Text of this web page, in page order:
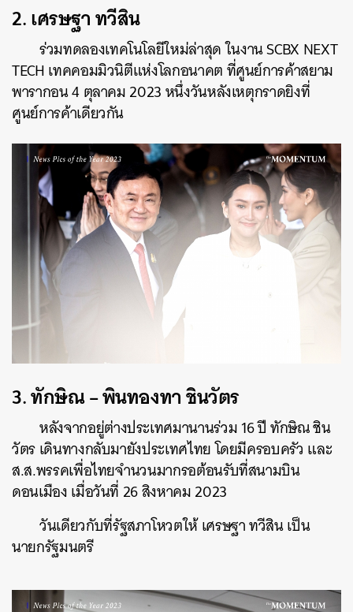
2.เศรษฐา ทวีสิน
ร่วมทดลองเทคโนโลยีใหม่ล่าสุด ในงาน SCBX NEXT
TECH เทคคอมมิวนิตีแห่งโลกอนาคต ที่ศูนย์การค้าสยาม
พารากอน 4 ตุลาคม 2023 หนึ่งวันหลังเหตุกราดยิงที่
ศูนย์การค้าเดียวกัน
3.ทักษิณ – พินทองทา ชินวัตร
หลังจากอยู่ต่างประเทศมานานร่วม 16 ปี ทักษิณ ชิน
วัตร เดินทางกลับมายังประเทศไทย โดยมีครอบครัว และ
ส.ส.พรรคเพื่อไทยจำนวนมากรอต้อนรับที่สนามบิน
ดอนเมือง เมื่อวันที่ 26 สิงหาคม 2023
วันเดียวกับที่รัฐสภาโหวตให้ เศรษฐา ทวีสิน เป็น
นายกรัฐมนตรี